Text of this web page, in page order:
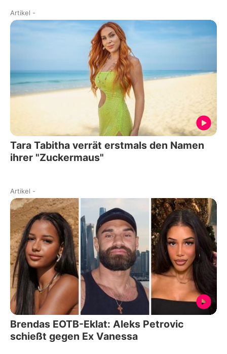
Artikel -
Tara Tabitha verrät erstmals den Namen
ihrer "Zuckermaus"
Artikel -
Brendas EOTB-Eklat: Aleks Petrovic
schießt gegen Ex Vanessa